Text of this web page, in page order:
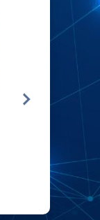
✨🎓Toma de